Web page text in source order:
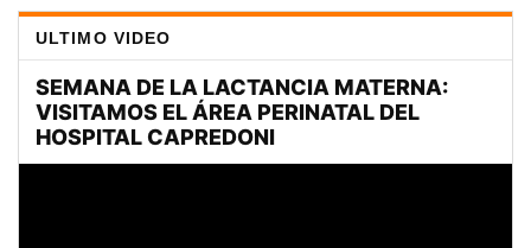
ULTIMO VIDEO